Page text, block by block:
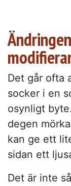
Det går ofta
socker i en
osynligt
degen
kan ge ett
sidan ett
Det är inte